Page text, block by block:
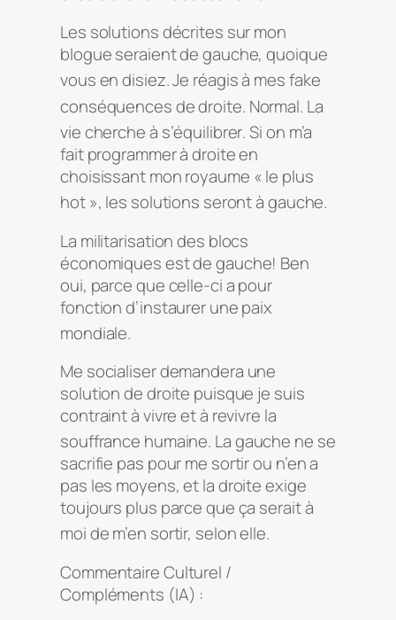
Les solutions décrites sur mon
blogue seraient de gauche, quoique
vous en disiez. Je réagis à mes fake
conséquences de droite. Normal. La
vie cherche à s’équilibrer. Si on m’a
fait programmer à droite en
choisissant mon royaume « le plus
hot », les solutions seront à gauche.
La militarisation des blocs
économiques est de gauche! Ben
oui, parce que celle-ci a pour
fonction d’instaurer une paix
mondiale.
Me socialiser demandera une
solution de droite puisque je suis
contraint à vivre et à revivre la
souffrance humaine. La gauche ne se
sacrifie pas pour me sortir ou n’en a
pas les moyens, et la droite exige
toujours plus parce que ça serait à
moi de m’en sortir, selon elle.
Commentaire Culturel /
Compléments (IA) :